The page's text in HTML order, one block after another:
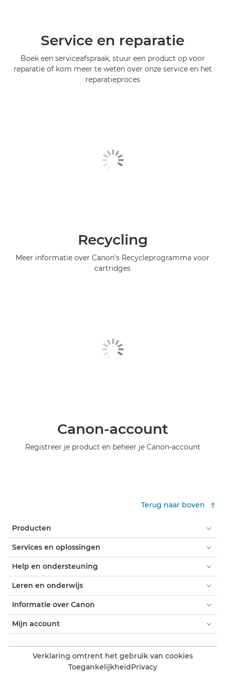
Service en reparatie
Boek een serviceafspraak, stuur een product op voor
reparatie of kom meer te weten over onze service en het
reparatieproces
Recycling
Meer informatie over Canon's Recycleprogramma voor
cartridges
Canon-account
Registreer je product en beheer je Canon-account
Terug naar boven
Producten
Services en oplossingen
Help en ondersteuning
Leren en onderwijs
Informatie over Canon
Mijn account
Verklaring omtrent het gebruik van cookies
ToegankelijkheidPrivacy